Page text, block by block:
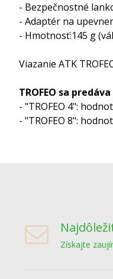
- Bezpečnostné
- Adaptér na
- Hmotnosť:145 g
Viazanie ATK
TROFEO sa
- "TROFEO 4":
- "TROFEO 8":
Získajte